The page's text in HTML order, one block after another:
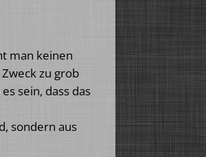
man keinen
zu grob
sein, dass das
sondern aus